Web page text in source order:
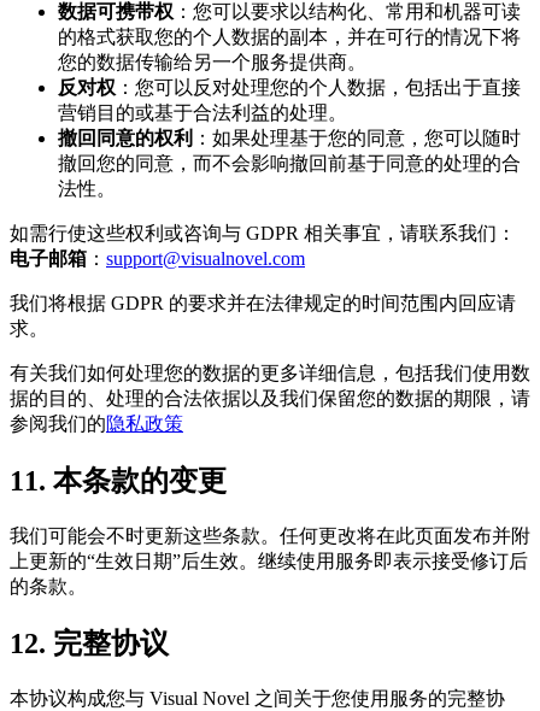
数据可携带权 ：您可以要求以结构化、常用和机器可读
的格式获取您的个人数据的副本，并在可行的情况下将
您的数据传输给另一个服务提供商。
反对权 ：您可以反对处理您的个人数据，包括出于直接
营销目的或基于合法利益的处理。
撤回同意的权利 ：如果处理基于您的同意，您可以随时
撤回您的同意，而不会影响撤回前基于同意的处理的合
法性。
如需行使这些权利或咨询与 GDPR 相关事宜，请联系我们：
电子邮箱 ： support@visualnovel.com
我们将根据 GDPR 的要求并在法律规定的时间范围内回应请
求。
有关我们如何处理您的数据的更多详细信息，包括我们使用数
据的目的、处理的合法依据以及我们保留您的数据的期限，请
参阅我们的隐私政策
11. 本条款的变更
我们可能会不时更新这些条款。任何更改将在此页面发布并附
上更新的“生效日期”后生效。继续使用服务即表示接受修订后
的条款。
12. 完整协议
本协议构成您与 Visual Novel 之间关于您使用服务的完整协